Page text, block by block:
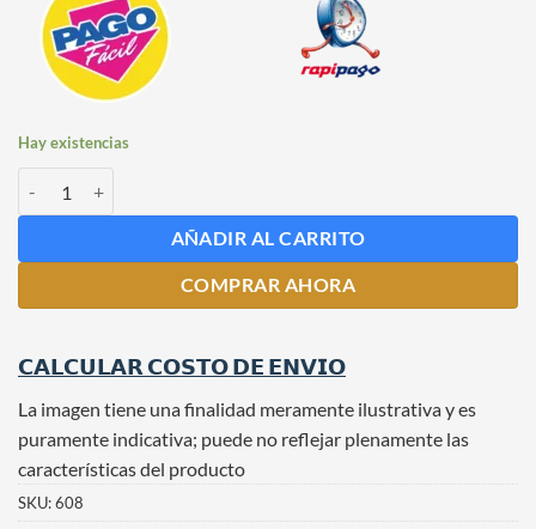
Hay existencias
AÑADIR AL CARRITO
COMPRAR AHORA
𝗖𝗔𝗟𝗖𝗨𝗟𝗔𝗥 𝗖𝗢𝗦𝗧𝗢 𝗗𝗘 𝗘𝗡𝗩𝗜𝗢
La imagen tiene una finalidad meramente ilustrativa y es
puramente indicativa; puede no reflejar plenamente las
características del producto
SKU:608